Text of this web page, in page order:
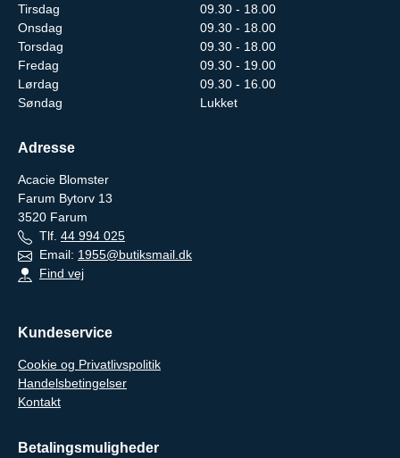
Tirsdag
09.30 - 18.00
Onsdag
09.30 - 18.00
Torsdag
09.30 - 18.00
Fredag
09.30 - 19.00
Lørdag
09.30 - 16.00
Søndag
Lukket
Adresse
Acacie Blomster
Farum Bytorv 13
3520 Farum
Tlf. 44 994 025
Email: 1955@butiksmail.dk
Find vej
Kundeservice
Cookie og Privatlivspolitik
Handelsbetingelser
Kontakt
Betalingsmuligheder